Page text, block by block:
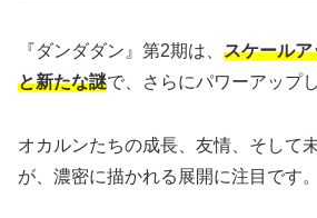
『ダンダダン』第2期は、 スケール
と新たな謎で、さらにパワーアップ
オカルンたちの成長、友情、そして
が、濃密に描かれる展開に注目です。